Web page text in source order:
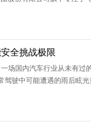
全挑战极限
场国内汽车行业从未有过
驶中可能遭遇的雨后眩